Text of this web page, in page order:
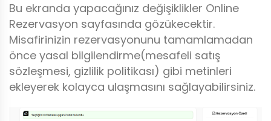
Bu ekranda yapacağınız değişiklikler Online
Rezervasyon sayfasında gözükecektir.
Misafirinizin rezervasyonunu tamamlamadan
önce yasal bilgilendirme(mesafeli satış
sözleşmesi, gizlilik politikası) gibi metinleri
ekleyerek kolayca ulaşmasını sağlayabilirsiniz.